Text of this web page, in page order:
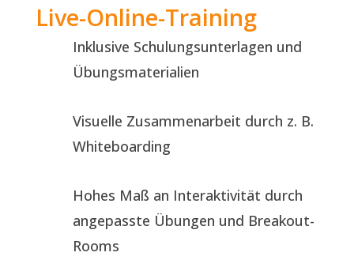
Live-Online-Training
Inklusive Schulungsunterlagen und
Übungsmaterialien
Visuelle Zusammenarbeit durch z. B.
Whiteboarding
Hohes Maß an Interaktivität durch
angepasste Übungen und Breakout-
Rooms